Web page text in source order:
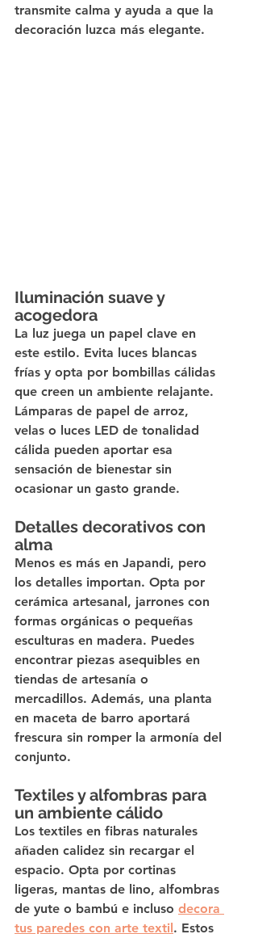
transmite calma y ayuda a que la
decoración luzca más elegante.
Iluminación suave y
acogedora
La luz juega un papel clave en
este estilo. Evita luces blancas
frías y opta por bombillas cálidas
que creen un ambiente relajante.
Lámparas de papel de arroz,
velas o luces LED de tonalidad
cálida pueden aportar esa
sensación de bienestar sin
ocasionar un gasto grande.
Detalles decorativos con
alma
Menos es más en Japandi, pero
los detalles importan. Opta por
cerámica artesanal, jarrones con
formas orgánicas o pequeñas
esculturas en madera. Puedes
encontrar piezas asequibles en
tiendas de artesanía o
mercadillos. Además, una planta
en maceta de barro aportará
frescura sin romper la armonía del
conjunto.
Textiles y alfombras para
un ambiente cálido
Los textiles en fibras naturales
añaden calidez sin recargar el
espacio. Opta por cortinas
ligeras, mantas de lino, alfombras
de yute o bambú e incluso decora
tus paredes con arte textil . Estos